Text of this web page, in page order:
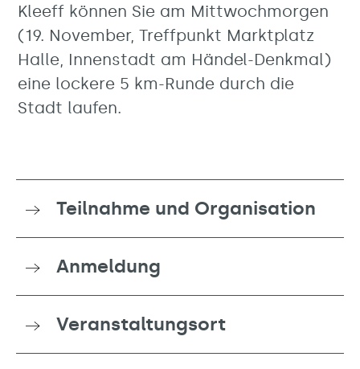
Kleeff können Sie am Mittwochmorgen
(19. November, Treffpunkt Marktplatz
Halle, Innenstadt am Händel-Denkmal)
eine lockere 5 km-Runde durch die
Stadt laufen.
Teilnahme und Organisation
Anmeldung
Veranstaltungsort